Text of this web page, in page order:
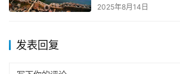
2025年8月14日
发表回复